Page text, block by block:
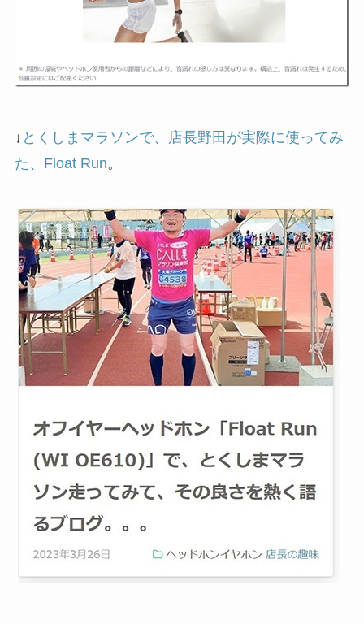
↓ とくしまマラソンで、店長野田が実際に使ってみ
た、Float Run。